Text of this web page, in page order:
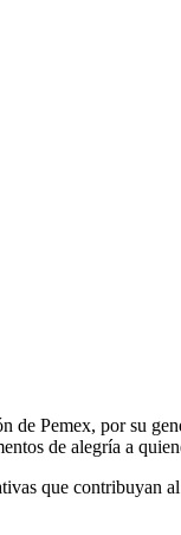
de Pemex, por su
de alegría a
que contribuyan